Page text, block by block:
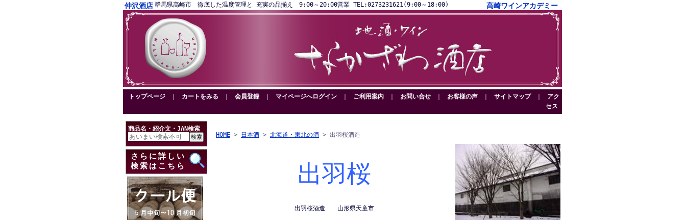
仲沢酒店 群馬県高崎市 徹底した温度管理と 充実の品揃え 9:00～20:00営業 TEL:0273231621(9:00～18:00) 高崎ワインアカデミー
トップページ カートをみる 会員登録 マイページへログイン ご利用案内 お問い合せ お客様の声 サイトマップ
アク
セス
商品名・紹介文・JAN検索
さらに詳しい
検索はこちら
HOME > 日本酒 > 北海道・東北の酒 > 出羽桜酒造
出羽桜
出羽桜酒造 山形県天童市